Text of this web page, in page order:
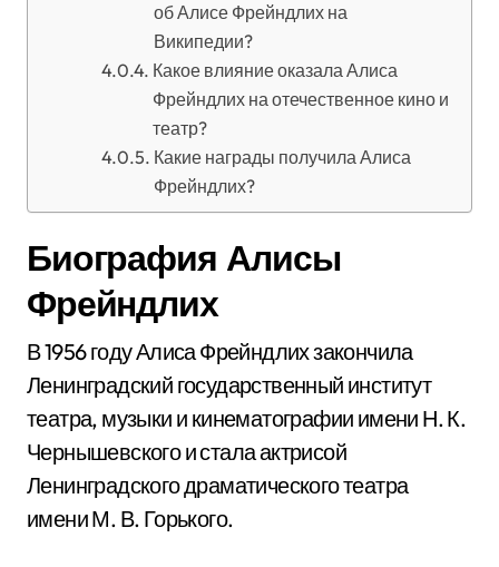
об Алисе Фрейндлих на
Википедии?
Какое влияние оказала Алиса
Фрейндлих на отечественное кино и
театр?
Какие награды получила Алиса
Фрейндлих?
Биография Алисы
Фрейндлих
В 1956 году Алиса Фрейндлих закончила
Ленинградский государственный институт
театра, музыки и кинематографии имени Н. К.
Чернышевского и стала актрисой
Ленинградского драматического театра
имени М. В. Горького.